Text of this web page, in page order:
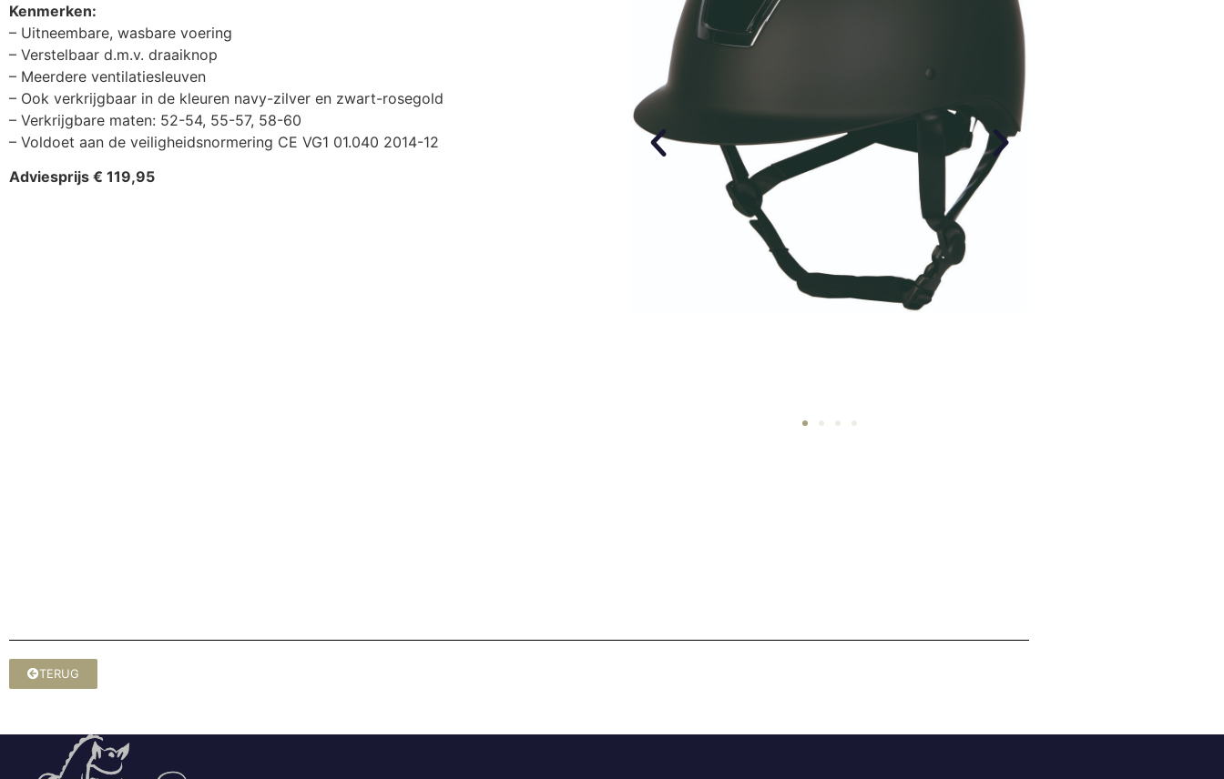
Kenmerken:
– Uitneembare, wasbare voering
– Verstelbaar d.m.v. draaiknop
– Meerdere ventilatiesleuven
– Ook verkrijgbaar in de kleuren navy-zilver en zwart-rosegold
– Verkrijgbare maten: 52-54, 55-57, 58-60
– Voldoet aan de veiligheidsnormering CE VG1 01.040 2014-12
Adviesprijs € 119,95
TERUG